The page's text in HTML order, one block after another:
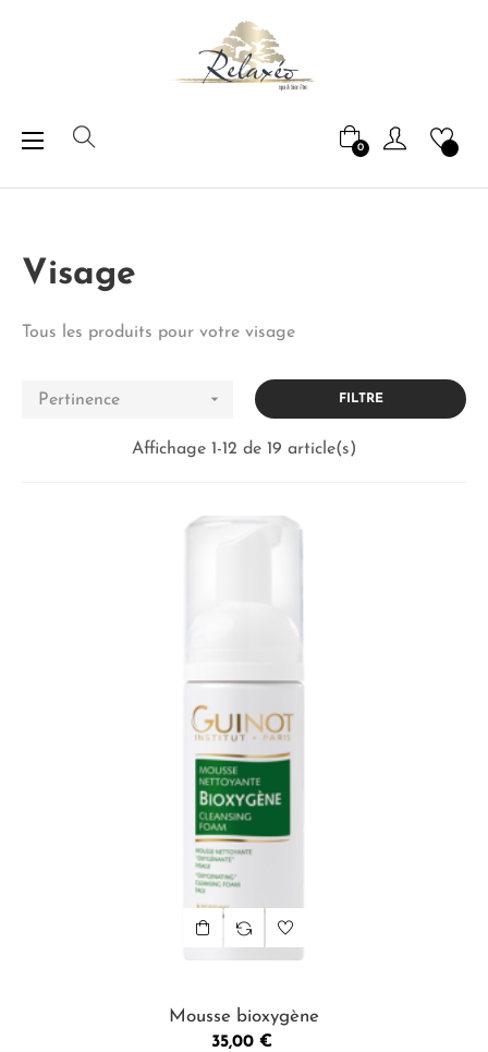
0
Basculer
navigation
☰
Visage
Tous les produits pour votre visage
Pertinence  FILTRE
Affichage 1-12 de 19 article(s)
Mousse bioxygène
Prix
35,00 €